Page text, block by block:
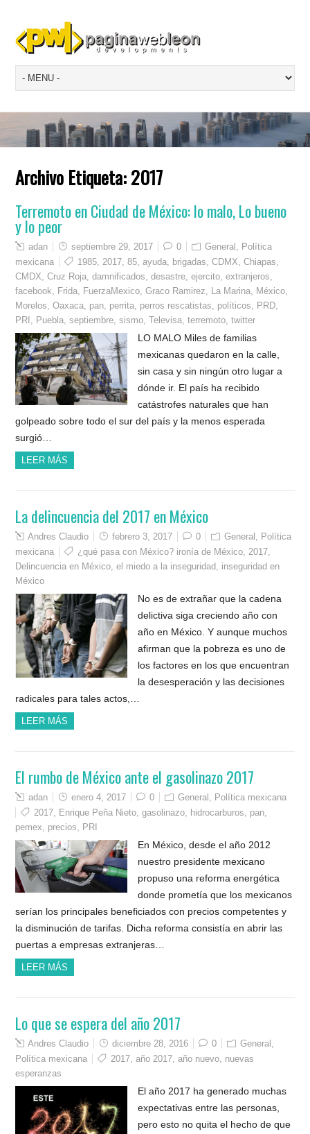
Archivo Etiqueta:2017
Terremoto en Ciudad de México: lo malo, Lo bueno
y lo peor
adan septiembre 29, 2017 0 General
Política
mexicana
1985 2017 ,85 ,ayuda brigadas ,CDMX ,Chiapas
CMDX ,Cruz Roja ,damnificados ,desastre ,ejercito ,extranjeros
facebook
Frida FuerzaMexico ,Graco Ramirez La Marina México
Morelos ,Oaxaca pan perrita perros rescatistas políticos PRD
PRI
Puebla ,septiembre ,sismo ,Televisa ,terremoto ,twitter
LO MALO Miles de familias
mexicanas quedaron en la calle,
sin casa y sin ningún otro lugar a
dónde ir. El país ha recibido
catástrofes naturales que han
golpeado sobre todo el sur del país y la menos esperada
surgió…
LEER MÁS
La delincuencia del 2017 en México
Andres Claudio febrero 3, 2017 0 General
Política
mexicana
¿qué pasa con México? ironía de México 2017
Delincuencia en México ,el miedo a la inseguridad
inseguridad en
México
No es de extrañar que la cadena
delictiva siga creciendo año con
año en México. Y aunque muchos
afirman que la pobreza es uno de
los factores en los que encuentran
la desesperación y las decisiones
radicales para tales actos,…
LEER MÁS
El rumbo de México ante el gasolinazo 2017
adan enero 4, 2017 0 General
Política mexicana
2017
Enrique Peña Nieto ,gasolinazo hidrocarburos pan
pemex
precios PRI
En México, desde el año 2012
nuestro presidente mexicano
propuso una reforma energética
donde prometía que los mexicanos
serían los principales beneficiados con precios competentes y
la disminución de tarifas. Dicha reforma consistía en abrir las
puertas a empresas extranjeras…
LEER MÁS
Lo que se espera del año 2017
Andres Claudio diciembre 28, 2016 0 General
Política mexicana
2017 ,año 2017 ,año nuevo nuevas
esperanzas
El año 2017 ha generado muchas
expectativas entre las personas,
pero esto no quita el hecho de que